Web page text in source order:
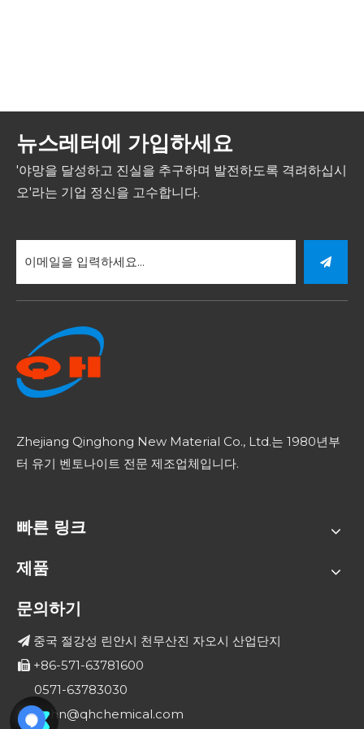
뉴스레터에 가입하세요
'야망을 달성하고 진실을 추구하며 발전하도록 격려하십시
오'라는 기업 정신을 고수합니다.
Zhejiang Qinghong New Material Co., Ltd.는 1980년부
터 유기 벤토나이트 전문 제조업체입니다.
빠른 링크
제품
문의하기
 중국 절강성 린안시 천무산진 자오시 산업단지
 +86-571-63781600
0571-63783030
john@qhchemical.com